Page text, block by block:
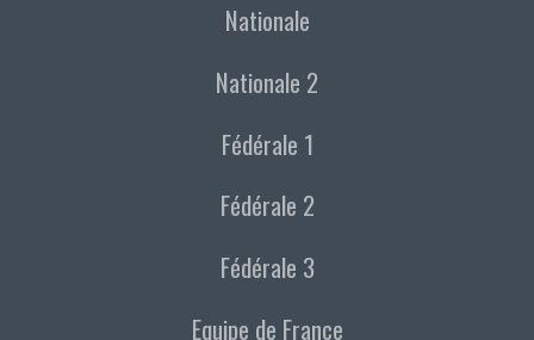
Nationale
Nationale 2
Fédérale 1
Fédérale 2
Fédérale 3
Equipe de France